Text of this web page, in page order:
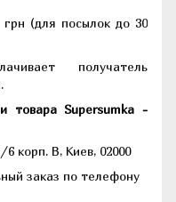
грн (для посылок до 30
получатель
товара Supersumka -
корп. В, Киев, 02000
заказ по телефону